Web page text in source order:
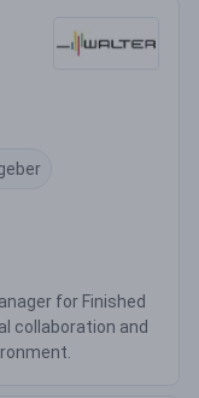
for Finished
collaboration and